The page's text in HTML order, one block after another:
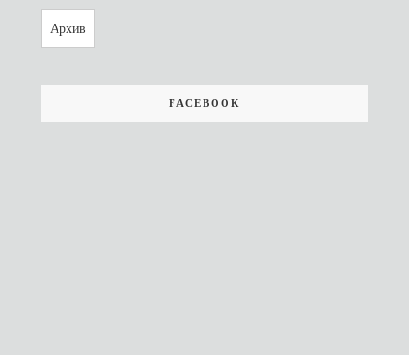
Архив
FACEBOOK